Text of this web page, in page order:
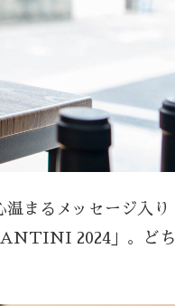
まるメッセージ入り
2024」。どち